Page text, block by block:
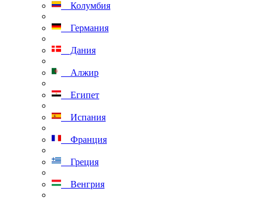
Колумбия
Германия
Дания
Алжир
Египет
Испания
Франция
Греция
Венгрия